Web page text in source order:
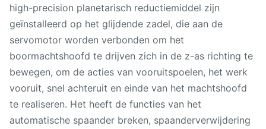
high-precision planetarisch reductiemiddel zijn
geïnstalleerd op het glijdende zadel, die aan de
servomotor worden verbonden om het
boormachtshoofd te drijven zich in de z-as richting te
bewegen, om de acties van vooruitspoelen, het werk
vooruit, snel achteruit en einde van het machtshoofd
te realiseren. Het heeft de functies van het
automatische spaander breken, spaanderverwijdering